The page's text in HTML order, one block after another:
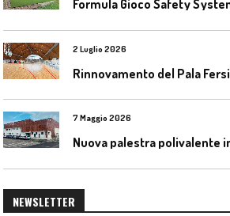
2 Luglio 2026
Rinnovamento del Pala
7 Maggio 2026
NEWSLETTER